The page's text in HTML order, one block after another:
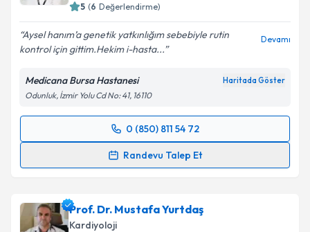
5 (6 Değerlendirme)
Aysel hanım’a genetik yatkınlığım sebebiyle rutin
kontrol için gittim.Hekim i-hasta...
Devamı
Medicana Bursa Hastanesi Haritada Göster
Odunluk, İzmir Yolu Cd No: 41, 16110
0 (850) 811 54 72
Randevu Talep Et
Randevu Takvimi Talebi
için bir takvim hazırlandığında e-posta ile
bilgilendireceğiz.
Prof. Dr. Mustafa Yurtdaş
Kardiyoloji